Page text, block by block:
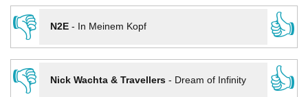
👎
N2E- In Meinem Kopf
👍
👎
Nick Wachta & Travellers- Dream of Infinity
👍